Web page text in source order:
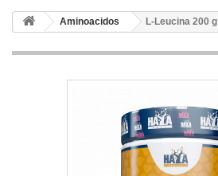
Aminoacidos L-Leucina 200 g